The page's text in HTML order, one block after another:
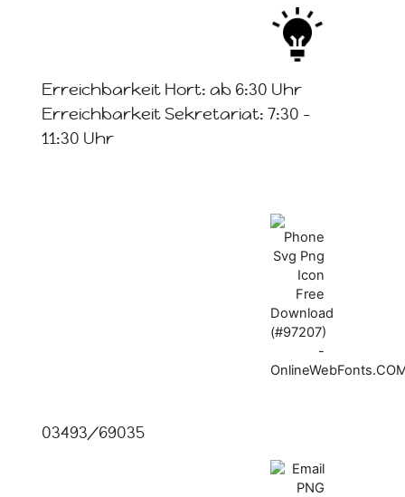
Erreichbarkeit Hort: ab 6:30 Uhr
Erreichbarkeit Sekretariat: 7:30 -
11:30 Uhr
03493/69035